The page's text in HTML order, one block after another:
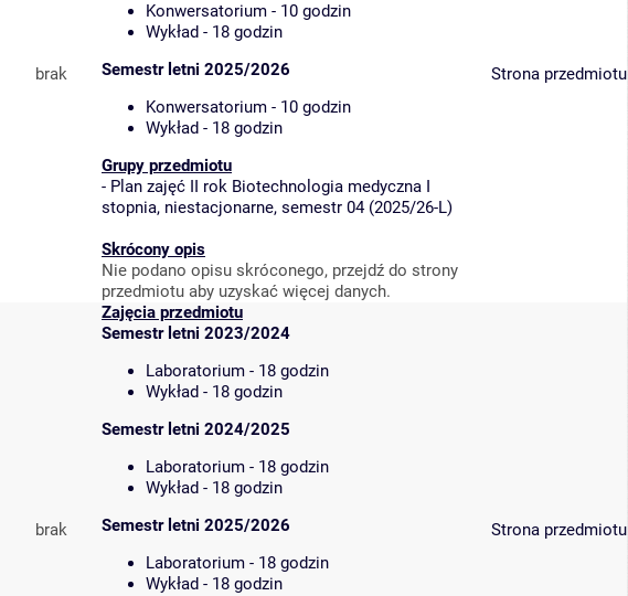
brak
Konwersatorium - 10 godzin
Wykład - 18 godzin
Semestr letni 2025/2026
Konwersatorium - 10 godzin
Wykład - 18 godzin
Grupy przedmiotu
- Plan zajęć II rok Biotechnologia medyczna I
stopnia, niestacjonarne, semestr 04 (2025/26-L)
Skrócony opis
Nie podano opisu skróconego, przejdź do strony
przedmiotu aby uzyskać więcej danych.
Strona przedmiotu
brak
Zajęcia przedmiotu
Semestr letni 2023/2024
Laboratorium - 18 godzin
Wykład - 18 godzin
Semestr letni 2024/2025
Laboratorium - 18 godzin
Wykład - 18 godzin
Semestr letni 2025/2026
Laboratorium - 18 godzin
Wykład - 18 godzin
Strona przedmiotu